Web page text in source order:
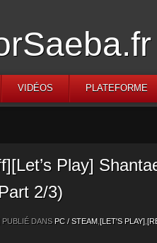
VIDÉOS PLATEFORME
Play]
2/3)
PUBLIÉ DANS PC / STEAM [LET'S PLAY]